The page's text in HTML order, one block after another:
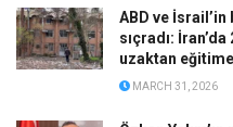
ABD ve
sıçradı:
uzaktan
MARCH 31, 2026